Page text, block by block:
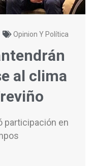
Opinion Y Política
al clima
participación en